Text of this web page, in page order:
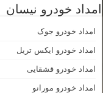
امداد خودرو نیسان
امداد خودرو جوک
امداد خودرو ایکس تریل
امداد خودرو قشقایی
امداد خودرو مورانو